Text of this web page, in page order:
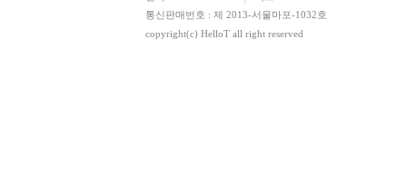
통신판매번호 : 제 2013-서울마포-1032호
copyright(c) HelloT all right reserved